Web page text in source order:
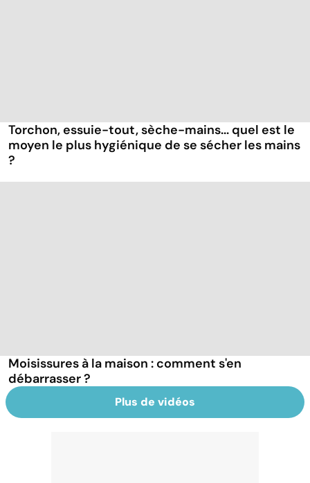
Torchon, essuie-tout, sèche-mains... quel est le
moyen le plus hygiénique de se sécher les mains
?
Moisissures à la maison : comment s'en
débarrasser ?
Plus de vidéos